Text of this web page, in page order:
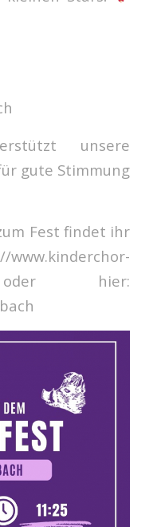
unsere
gute Stimmung
Fest findet ihr
oder hier: